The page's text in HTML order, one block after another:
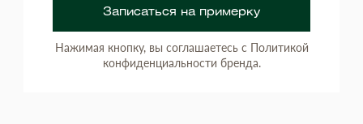
Записаться на примерку
Нажимая кнопку, вы соглашаетесь с Политикой
конфиденциальности бренда.